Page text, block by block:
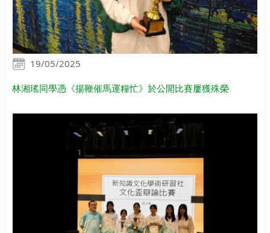
19/05/2025
林湘瑤同學憑《揚鞭催馬運糧忙》於公開比賽屢獲殊榮